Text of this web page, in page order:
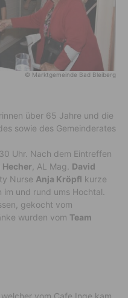
© Marktgemeinde Bad Bleiberg
über 65 Jahre und die
sowie des Gemeinderates
Uhr. Nach dem Eintreffen
, AL Mag. David
Nurse Anja Kröpfl kurze
und rund ums Hochtal.
gekocht vom
wurden vom Team
vom Cafe Inge kam.